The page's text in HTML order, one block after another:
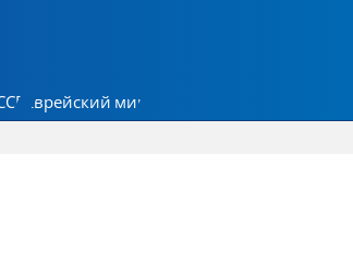
Еврейский мир